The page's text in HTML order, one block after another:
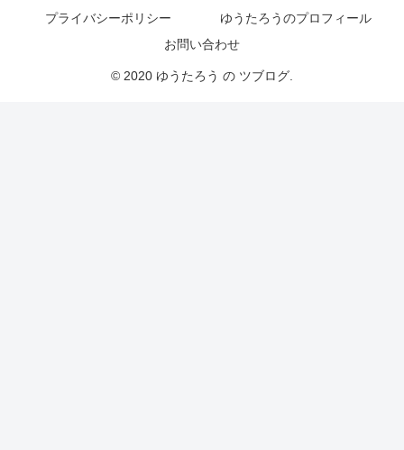
プライバシーポリシー
ゆうたろうのプロフィール
お問い合わせ
© 2020 ゆうたろう の ツブログ.